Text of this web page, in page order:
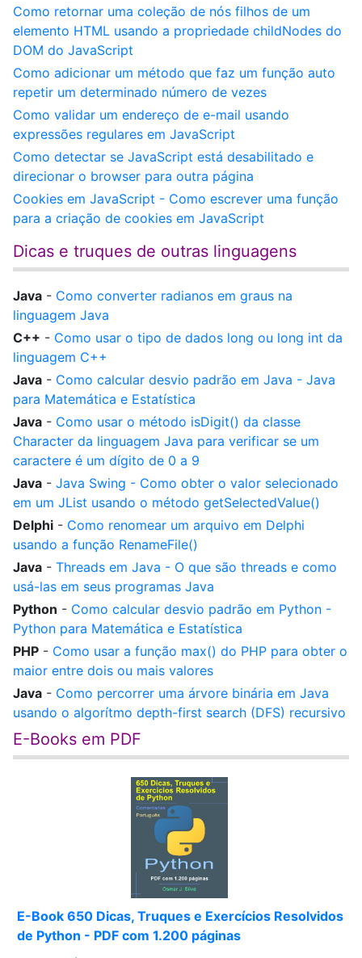
Como retornar uma coleção de nós filhos de um
elemento HTML usando a propriedade childNodes do
DOM do JavaScript
Como adicionar um método que faz um função auto
repetir um determinado número de vezes
Como validar um endereço de e-mail usando
expressões regulares em JavaScript
Como detectar se JavaScript está desabilitado e
direcionar o browser para outra página
Cookies em JavaScript - Como escrever uma função
para a criação de cookies em JavaScript
Dicas e truques de outras linguagens
Java - Como converter radianos em graus na
linguagem Java
C++ - Como usar o tipo de dados long ou long int da
linguagem C++
Java - Como calcular desvio padrão em Java - Java
para Matemática e Estatística
Java - Como usar o método isDigit() da classe
Character da linguagem Java para verificar se um
caractere é um dígito de 0 a 9
Java - Java Swing - Como obter o valor selecionado
em um JList usando o método getSelectedValue()
Delphi - Como renomear um arquivo em Delphi
usando a função RenameFile()
Java - Threads em Java - O que são threads e como
usá-las em seus programas Java
Python - Como calcular desvio padrão em Python -
Python para Matemática e Estatística
PHP - Como usar a função max() do PHP para obter o
maior entre dois ou mais valores
Java - Como percorrer uma árvore binária em Java
usando o algorítmo depth-first search (DFS) recursivo
E-Books em PDF
E-Book 650 Dicas, Truques e Exercícios Resolvidos
de Python - PDF com 1.200 páginas